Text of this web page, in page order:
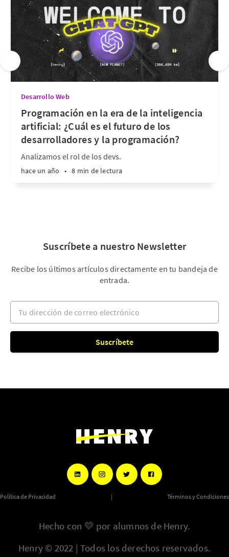
Desarrollo Web
Programación en la era de la inteligencia
artificial: ¿Cuál es el futuro de los
desarrolladores y la programación?
Analizamos el rol de los devs.
hace un año • 8 min de lectura
Suscríbete a nuestro Newsletter
Recibe los últimos artículos directamente en tu bandeja de
entrada.
Tu dirección de correo electrónico
Suscríbete
Política de Privacidad | Términos y Condiciones
Hecho con 💛 por alumnos de Henry.
Henry © 2022 | Todos los derechos reservados.